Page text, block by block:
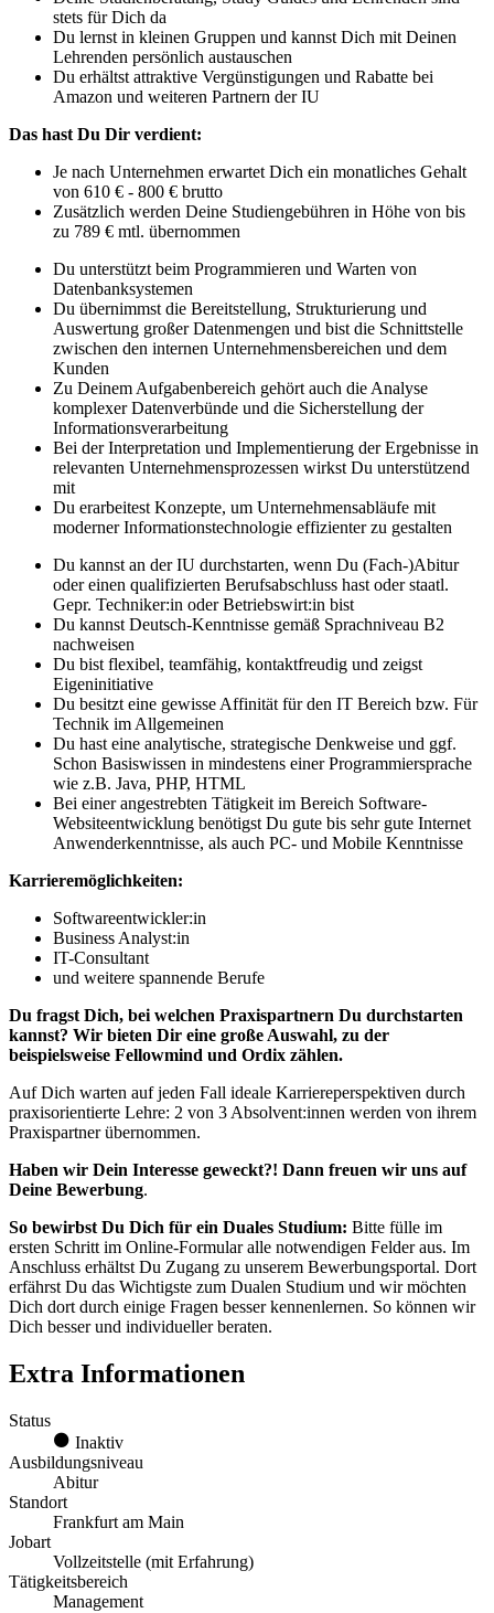
stets für Dich da
Du lernst in kleinen Gruppen und kannst Dich mit Deinen
Lehrenden persönlich austauschen
Du erhältst attraktive Vergünstigungen und Rabatte bei
Amazon und weiteren Partnern der IU
Das hast Du Dir verdient:
Je nach Unternehmen erwartet Dich ein monatliches Gehalt
von 610 € - 800 € brutto
Zusätzlich werden Deine Studiengebühren in Höhe von bis
zu 789 € mtl. übernommen
Du unterstützt beim Programmieren und Warten von
Datenbanksystemen
Du übernimmst die Bereitstellung, Strukturierung und
Auswertung großer Datenmengen und bist die Schnittstelle
zwischen den internen Unternehmensbereichen und dem
Kunden
Zu Deinem Aufgabenbereich gehört auch die Analyse
komplexer Datenverbünde und die Sicherstellung der
Informationsverarbeitung
Bei der Interpretation und Implementierung der Ergebnisse in
relevanten Unternehmensprozessen wirkst Du unterstützend
mit
Du erarbeitest Konzepte, um Unternehmensabläufe mit
moderner Informationstechnologie effizienter zu gestalten
Du kannst an der IU durchstarten, wenn Du (Fach-)Abitur
oder einen qualifizierten Berufsabschluss hast oder staatl.
Gepr. Techniker:in oder Betriebswirt:in bist
Du kannst Deutsch-Kenntnisse gemäß Sprachniveau B2
nachweisen
Du bist flexibel, teamfähig, kontaktfreudig und zeigst
Eigeninitiative
Du besitzt eine gewisse Affinität für den IT Bereich bzw. Für
Technik im Allgemeinen
Du hast eine analytische, strategische Denkweise und ggf.
Schon Basiswissen in mindestens einer Programmiersprache
wie z.B. Java, PHP, HTML
Bei einer angestrebten Tätigkeit im Bereich Software-
Websiteentwicklung benötigst Du gute bis sehr gute Internet
Anwenderkenntnisse, als auch PC- und Mobile Kenntnisse
Karrieremöglichkeiten:
Softwareentwickler:in
Business Analyst:in
IT-Consultant
und weitere spannende Berufe
Du fragst Dich, bei welchen Praxispartnern Du durchstarten
kannst? Wir bieten Dir eine große Auswahl, zu der
beispielsweise Fellowmind und Ordix zählen.
Auf Dich warten auf jeden Fall ideale Karriereperspektiven durch
praxisorientierte Lehre: 2 von 3 Absolvent:innen werden von ihrem
Praxispartner übernommen.
Haben wir Dein Interesse geweckt?! Dann freuen wir uns auf
Deine Bewerbung.
So bewirbst Du Dich für ein Duales Studium: Bitte fülle im
ersten Schritt im Online-Formular alle notwendigen Felder aus. Im
Anschluss erhältst Du Zugang zu unserem Bewerbungsportal. Dort
erfährst Du das Wichtigste zum Dualen Studium und wir möchten
Dich dort durch einige Fragen besser kennenlernen. So können wir
Dich besser und individueller beraten.
Extra Informationen
Status
Inaktiv
Ausbildungsniveau
Abitur
Standort
Frankfurt am Main
Jobart
Vollzeitstelle (mit Erfahrung)
Tätigkeitsbereich
Management